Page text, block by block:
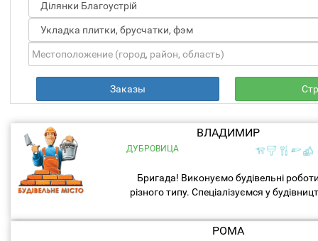
Заказы
ВЛАДИМИР
ДУБРОВИЦА
Бригада! Виконуємо будівельні
різного типу. Спеціалізуємся у
євроремонти, покрівельні, фасадні і
роботи. Досвід...
РОМА